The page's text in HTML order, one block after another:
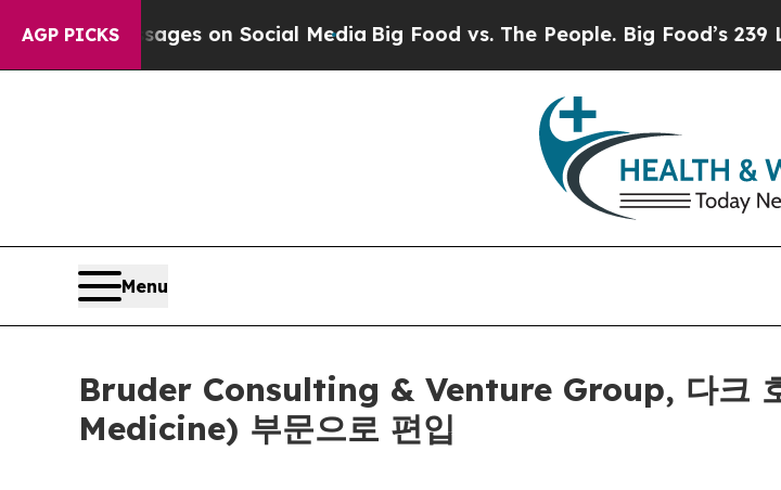
AGP PICKS
Messages on Social Media Big Food vs. The People. Big Food’s 239
Menu
Bruder Consulting & Venture Group, 다크
Medicine) 부문으로 편입